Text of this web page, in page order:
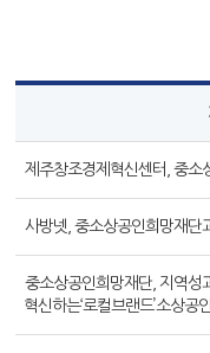
제주창조경제혁신센터, 중소
사방넷, 중소상공인희망재단
중소상공인희망재단, 지역성
혁신하는‘로컬브랜드’소상공